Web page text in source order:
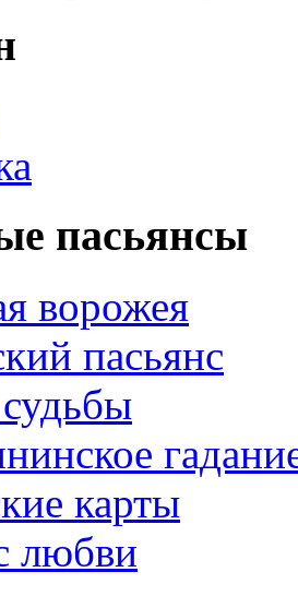
пасьянсы
ворожея
пасьянс
карты
любви